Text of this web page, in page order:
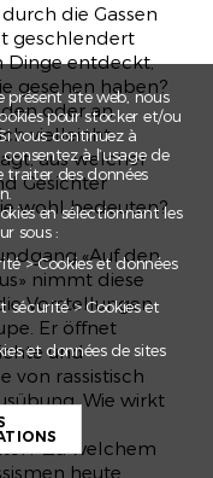
die Gassen
geschlendert
entdeckt,
gesehen haben?
oder an
vielleicht
aus welcher
Gesichter
wohl bedeuten?
«Auf den
nimmt diese
Vorstellungen
Er öffnet
und
von rassistisch
Wie wirkt
Zu welchem
présent site web, nous
pour stocker et/ou
vous continuez à
à l’usage de
traiter des données
en sélectionnant les
sous :
> Cookies et données
sécurité > Cookies et
et données de sites